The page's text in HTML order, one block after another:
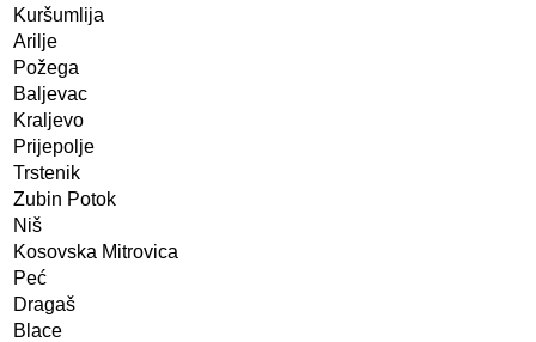
Kuršumlija
Arilje
Požega
Baljevac
Kraljevo
Prijepolje
Trstenik
Zubin Potok
Niš
Kosovska Mitrovica
Peć
Dragaš
Blace